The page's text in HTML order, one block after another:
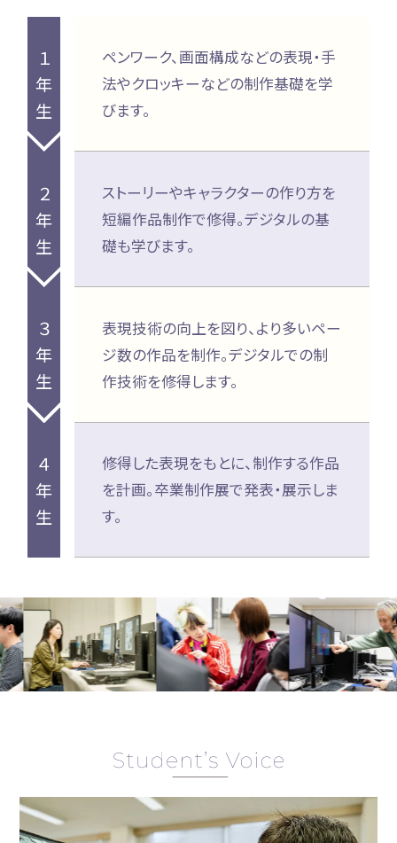
１
年
生
ペンワーク、画面構成などの表現・手
法やクロッキーなどの制作基礎を学
びます。
２
年
生
ストーリーやキャラクターの作り方を
短編作品制作で修得。デジタルの基
礎も学びます。
３
年
生
表現技術の向上を図り、より多いペー
ジ数の作品を制作。デジタルでの制
作技術を修得します。
４
年
生
修得した表現をもとに、制作する作品
を計画。卒業制作展で発表・展示しま
す。